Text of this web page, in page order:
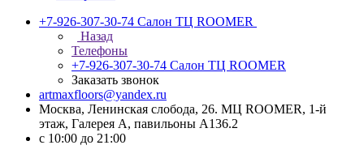
+7-926-307-30-74 Салон ТЦ ROOMER
Назад
Телефоны
+7-926-307-30-74 Салон ТЦ ROOMER
Заказать звонок
artmaxfloors@yandex.ru
Москва, Ленинская слобода, 26. МЦ ROOMER, 1-й
этаж, Галерея А, павильоны А136.2
с 10:00 до 21:00